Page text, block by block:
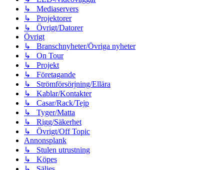
↳ Mediaservers
↳ Projektorer
↳ Övrigt/Datorer
Övrigt
↳ Branschnyheter/Övriga nyheter
↳ On Tour
↳ Projekt
↳ Företagande
↳ Strömförsörjning/Ellära
↳ Kablar/Kontakter
↳ Casar/Rack/Tejp
↳ Tyger/Matta
↳ Rigg/Säkerhet
↳ Övrigt/Off Topic
Annonsplank
↳ Stulen utrustning
↳ Köpes